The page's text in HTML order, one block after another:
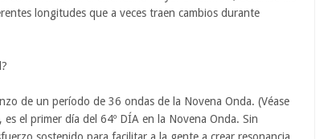
longitudes que a veces traen cambios durante
de un período de 36 ondas de la Novena Onda. (Véase
el primer día del 64º DÍA en la Novena Onda. Sin